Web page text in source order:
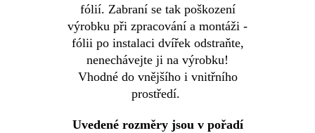
fólií. Zabraní se tak poškození
výrobku při zpracování a montáži -
fólii po instalaci dvířek odstraňte,
nenechávejte ji na výrobku!
Vhodné do vnějšího i vnitřního
prostředí.
Uvedené rozměry jsou v pořadí